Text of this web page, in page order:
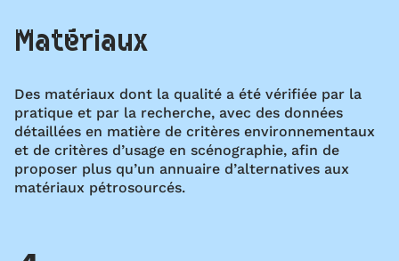
Matériaux
Des matériaux dont la qualité a été vérifiée par la
pratique et par la recherche, avec des données
détaillées en matière de critères environnementaux
et de critères d’usage en scénographie, afin de
proposer plus qu’un annuaire d’alternatives aux
matériaux pétrosourcés.